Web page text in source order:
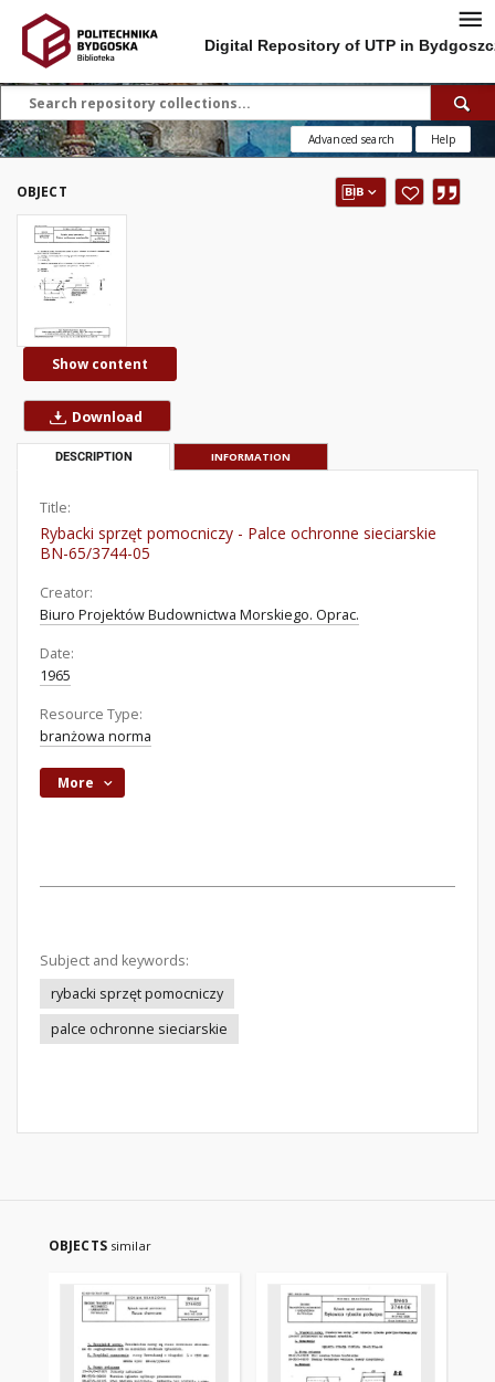
Digital Repository of UTP in
Advanced search Help
OBJECT
Show content
Download
DESCRIPTION INFORMATION
Title:
Rybacki sprzęt pomocniczy - Palce ochronne sieciarskie
BN-65/3744-05
Creator:
Biuro Projektów Budownictwa Morskiego. Oprac.
Date:
1965
Resource Type:
branżowa norma
More
Subject and keywords:
rybacki sprzęt pomocniczy
palce ochronne sieciarskie
OBJECTS similar